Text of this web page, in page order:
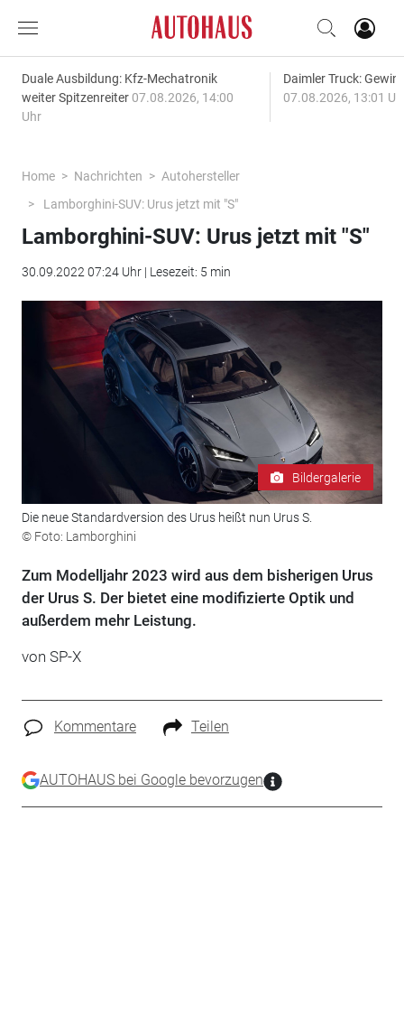
Duale Ausbildung: Kfz-Mechatronik
weiter Spitzenreiter 07.08.2026, 14:00
Uhr
Daimler Truck:
07.08.2026, 13:01
Home Nachrichten
Autohersteller
Lamborghini-SUV: Urus jetzt mit "S"
Lamborghini-SUV: Urus jetzt mit "S"
30.09.2022 07:24 Uhr | Lesezeit: 5 min
Bildergalerie
Die neue Standardversion des Urus heißt nun Urus S.
© Foto: Lamborghini
Zum Modelljahr 2023 wird aus dem bisherigen Urus
der Urus S. Der bietet eine modifizierte Optik und
außerdem mehr Leistung.
von SP-X
Kommentare Teilen
AUTOHAUS bei Google bevorzugen